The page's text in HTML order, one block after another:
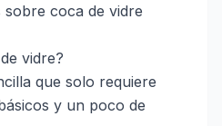
coca de vidre
vidre?
que solo requiere
y un poco de